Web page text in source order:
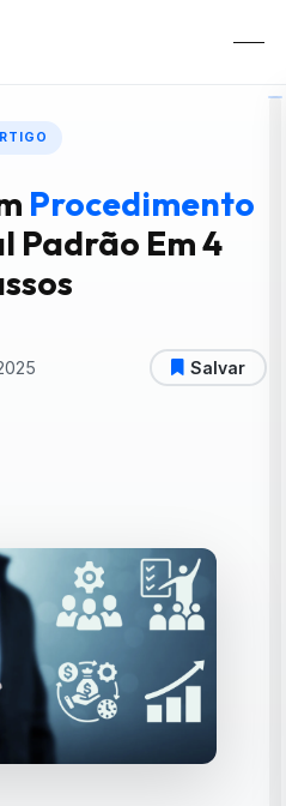
Procedimento
Padrão Em 4
Salvar